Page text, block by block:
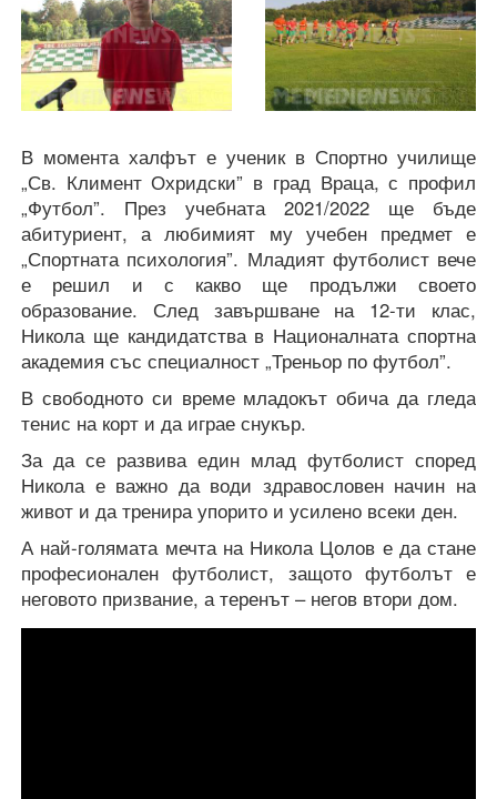
В момента халфът е ученик в Спортно училище
„Св. Климент Охридски” в град Враца, с профил
„Футбол”. През учебната 2021/2022 ще бъде
абитуриент, а любимият му учебен предмет е
„Спортната психология”. Младият футболист вече
е решил и с какво ще продължи своето
образование. След завършване на 12-ти клас,
Никола ще кандидатства в Националната спортна
академия със специалност „Треньор по футбол”.
В свободното си време младокът обича да гледа
тенис на корт и да играе снукър.
За да се развива един млад футболист според
Никола е важно да води здравословен начин на
живот и да тренира упорито и усилено всеки ден.
А най-голямата мечта на Никола Цолов е да стане
професионален футболист, защото футболът е
неговото призвание, а теренът – негов втори дом.